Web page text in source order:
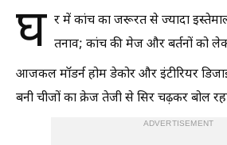
घ र में कांच का जरूरत से ज्यादा
तनाव; कांच की मेज और बर्तनों को
आजकल मॉडर्न होम डेकोर और इंटीरियर
बनी चीजों का क्रेज तेजी से सिर चढ़कर बोल
ADVERTISEMENT